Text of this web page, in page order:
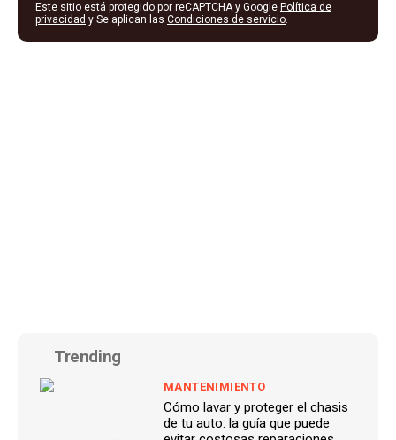
Este sitio está protegido por reCAPTCHA y Google Política de
privacidad y Se aplican las Condiciones de servicio.
Trending
MANTENIMIENTO
Cómo lavar y proteger el chasis
de tu auto: la guía que puede